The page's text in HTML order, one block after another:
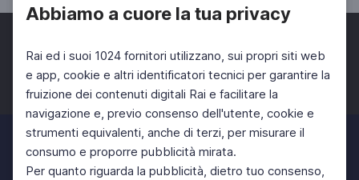
Abbiamo a cuore la tua privacy
Rai ed i suoi 1024 fornitori utilizzano, sui propri siti web
e app, cookie e altri identificatori tecnici per garantire la
fruizione dei contenuti digitali Rai e facilitare la
navigazione e, previo consenso dell'utente, cookie e
strumenti equivalenti, anche di terzi, per misurare il
consumo e proporre pubblicità mirata.
Per quanto riguarda la pubblicità, dietro tuo consenso,
Facebook Twitter Instagram